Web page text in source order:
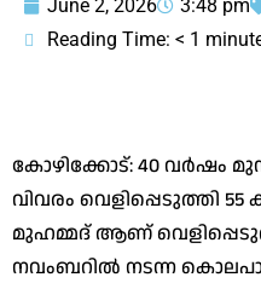
June 2, 2026 3:48 pm
Reading Time: < 1
കോഴിക്കോട്: 40 വര്‍ഷം
വിവരം വെളിപ്പെടുത്തി
മുഹമ്മദ് ആണ്
നവംബറില്‍ നടന്ന